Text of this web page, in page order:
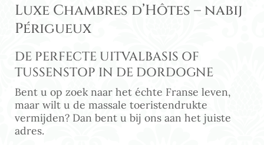
Luxe Chambres d’Hôtes – nabij
Périgueux
DE PERFECTE UITVALBASIS OF
TUSSENSTOP IN DE DORDOGNE
Bent u op zoek naar het échte Franse leven,
maar wilt u de massale toeristendrukte
vermijden? Dan bent u bij ons aan het juiste
adres.